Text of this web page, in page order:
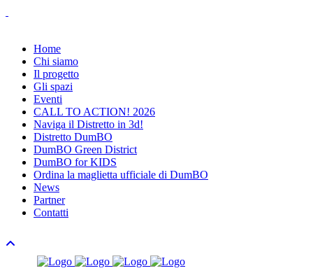
Home
Chi siamo
Il progetto
Gli spazi
Eventi
CALL TO ACTION! 2026
Naviga il Distretto in 3d!
Distretto DumBO
DumBO Green District
DumBO for KIDS
Ordina la maglietta ufficiale di DumBO
News
Partner
Contatti